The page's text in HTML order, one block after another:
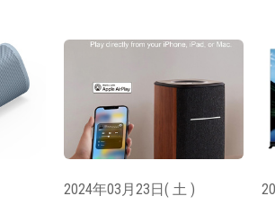
2024年03月23日( 土 )